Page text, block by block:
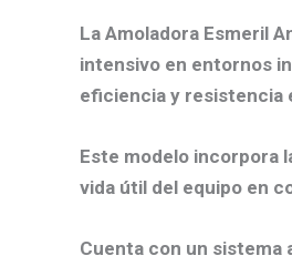
La Amoladora Esmeril
intensivo en entornos
eficiencia y resistencia
Este modelo incorpora
vida útil del equipo en
Cuenta con un sistema